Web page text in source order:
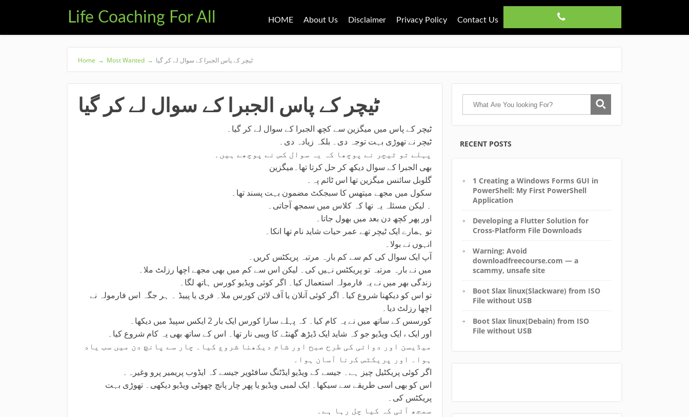
Life Coaching For All HOME About Us Disclaimer Privacy Policy Contact Us
Home → Most Wanted → ٹیچر کے پاس الجبرا کے سوال لے کر گیا
ٹیچر کے پاس الجبرا کے سوال لے کر گیا
ٹیچر کے پاس میں میگزین سے کچھ الجبرا کے سوال لے کر گیا۔
ٹیچر نے تھوڑی بہت توجہ دی۔ بلکہ زیادہ دی۔
پہلے تو ٹیچر نے پوچھا کہ یہ سوال کس نے پوچھے ہیں۔
بھی الجبرا کے سوال دیکھ کر حل کرتا تھا۔میگزین
گلوبل سائنس میگزین تھا اس ٹائم پہ۔
سکول میں مجھے میتھس کا سبجکٹ مضمون بہت پسند تھا۔
۔ لیکن مسئلہ یہ تھا کہ کلاس میں سمجھ آجاتی۔
اور پھر کچھ دن بعد میں بھول جاتا۔
تو ہمارے ایک ٹیچر تھے عمر حیات شاید نام تھا انکا۔
انہوں نے بولا۔
آپ ایک سوال کی کم سے کم بارہ مرتبہ پریکٹس کریں۔
میں نے بارہ مرتبہ تو پریکٹس نہیں کی۔ لیکن اس سے کم میں بھی مجھے اچھا رزلٹ ملا۔
زندگی بھر میں نے یہ فارمولہ استعمال کیا۔ اگر کوئی ویڈیو کورس ہاتھ لگا۔
تو اس کو دیکھنا شروع کیا۔ اگر کوئی آنلان یا آف لائن کورس ملا۔ فری یا پییڈ ۔ ہر جگہ اس فارمولہ نے
اچھا رزلٹ دیا۔
کورسس کے ساتھ میں نے یہ کام کیا۔ کہ پہلے سارا کورس ایک بار 2 ایکس سپیڈ میں دیکھا۔
اور ایک ، ایک ویڈیو جو کہ شاید ایک ڈیڑھ گھنٹے کا ویبی نار تھا۔ اس کے ساتھ بھی یہ کام شروع کیا۔
میڈیسن اور دوائی کی طرح صبح اور شام دیکھنا شروع کیا۔ چار سے پانچ دن میں سب یاد
ہوا۔ اور پریکٹس کرنا آسان ہوا۔
اگر کوئی پریکٹیل چیز ہے۔ جیسے کے ویڈیو ایڈٹنگ سافٹویر جیسے کہ ایڈوب پریمیر پرو وغیرہ۔
اس کو بھی اسی طریقے سے سیکھا۔ ایک لمبی ویڈیو یا پھر چار پانچ چھوٹی ویڈیو دیکھی۔ تھوڑی بہت
پریکٹس کی۔
سمجھ آئی کہ کیا چل رہا ہے۔
RECENT POSTS
1 Creating a Windows Forms GUI in
PowerShell: My First PowerShell
Application
Developing a Flutter Solution for
Cross-Platform File Downloads
Warning: Avoid
downloadfreecourse.com — a
scammy, unsafe site
Boot Slax linux(Slackware) from ISO
File without USB
Boot Slax linux(Debain) from ISO
File without USB